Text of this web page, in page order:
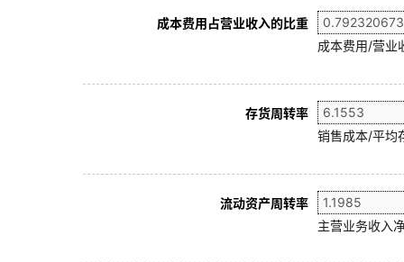
成本费用占营业收入的比重
成本费用/营业
存货周转率
销售成本/平均
流动资产周转率
主营业务收入